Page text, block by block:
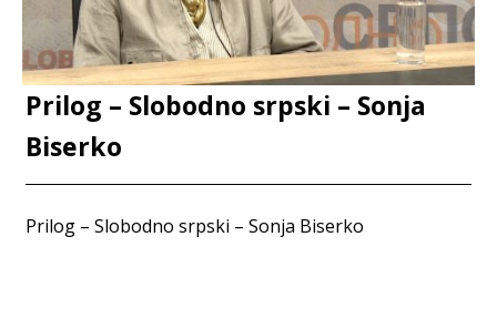
Prilog – Slobodno srpski – Sonja
Biserko
Prilog – Slobodno srpski – Sonja Biserko